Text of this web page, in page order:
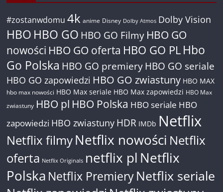
#zostanwdomu 4k anime Disney Dolby Atmos Dolby Vision
HBO HBO GO HBO GO Filmy HBO GO
nowości HBO GO oferta HBO GO PL Hbo
Go Polska HBO GO premiery HBO GO seriale
HBO GO zapowiedzi HBO GO zwiastuny HBO MAX
hbo max nowości HBO Max seriale HBO Max zapowiedzi HBO Max
zwiastuny HBO pl HBO Polska HBO seriale HBO
zapowiedzi HBO zwiastuny HDR IMDb Netflix
Netflix filmyNetflix nowości Netflix
oferta Netflix Originals netflix pl Netflix
Polska Netflix PremieryNetflix seriale